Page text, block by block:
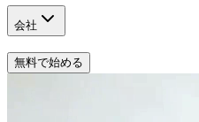
会社
無料で始める